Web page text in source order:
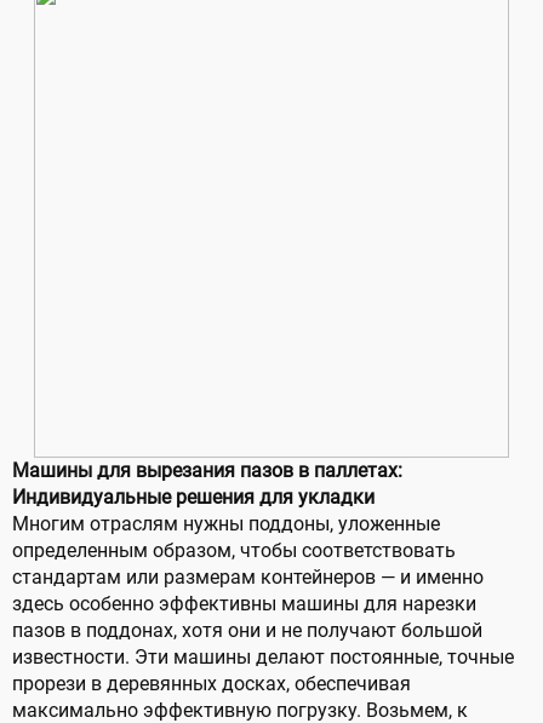
Машины для вырезания пазов в паллетах:
Индивидуальные решения для укладки
Многим отраслям нужны поддоны, уложенные
определенным образом, чтобы соответствовать
стандартам или размерам контейнеров — и именно
здесь особенно эффективны машины для нарезки
пазов в поддонах, хотя они и не получают большой
известности. Эти машины делают постоянные, точные
прорези в деревянных досках, обеспечивая
максимально эффективную погрузку. Возьмем, к